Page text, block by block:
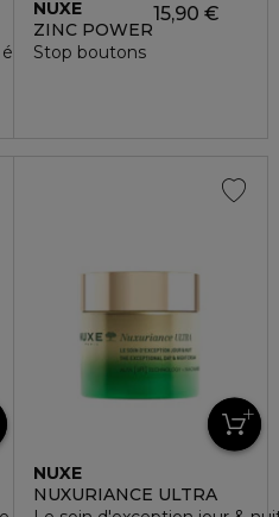
& charms
NUXE
ZINC POWER
Stop boutons
15,90 €
NUXE
NUXURIANCE ULTRA